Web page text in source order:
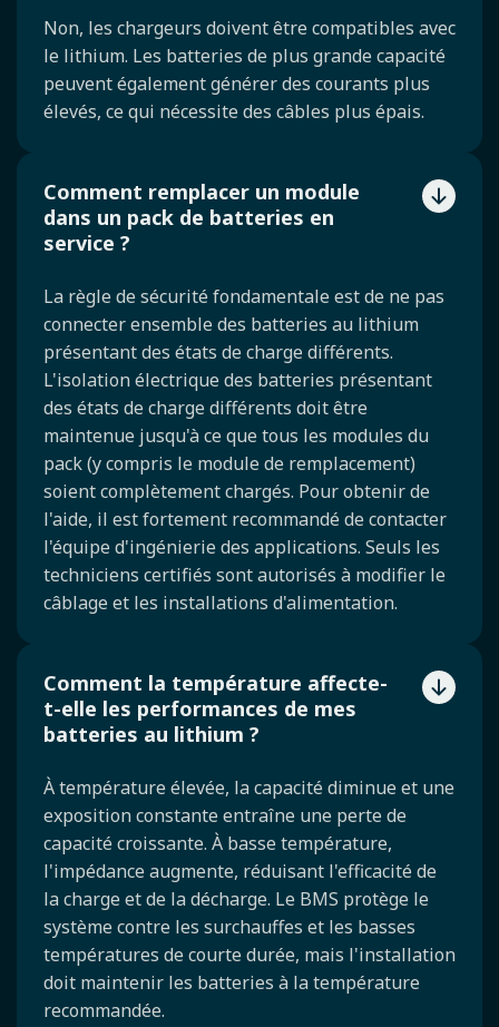
Non, les chargeurs doivent être compatibles avec
le lithium. Les batteries de plus grande capacité
peuvent également générer des courants plus
élevés, ce qui nécessite des câbles plus épais.
Comment remplacer un module
dans un pack de batteries en
service ?
La règle de sécurité fondamentale est de ne pas
connecter ensemble des batteries au lithium
présentant des états de charge différents.
L'isolation électrique des batteries présentant
des états de charge différents doit être
maintenue jusqu'à ce que tous les modules du
pack (y compris le module de remplacement)
soient complètement chargés. Pour obtenir de
l'aide, il est fortement recommandé de contacter
l'équipe d'ingénierie des applications. Seuls les
techniciens certifiés sont autorisés à modifier le
câblage et les installations d'alimentation.
Comment la température affecte-
t-elle les performances de mes
batteries au lithium ?
À température élevée, la capacité diminue et une
exposition constante entraîne une perte de
capacité croissante. À basse température,
l'impédance augmente, réduisant l'efficacité de
la charge et de la décharge. Le BMS protège le
système contre les surchauffes et les basses
températures de courte durée, mais l'installation
doit maintenir les batteries à la température
recommandée.